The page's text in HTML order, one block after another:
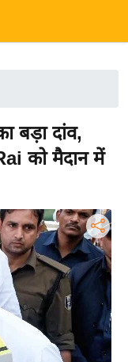
बड़ा दांव,
को मैदान में